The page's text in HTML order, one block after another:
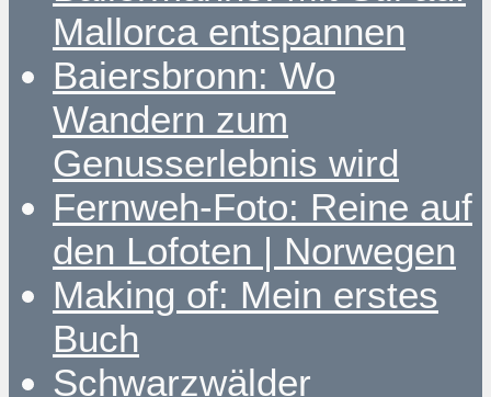
Mallorca entspannen
Baiersbronn: Wo
Wandern zum
Genusserlebnis wird
Fernweh-Foto: Reine auf
den Lofoten | Norwegen
Making of: Mein erstes
Buch
Schwarzwälder